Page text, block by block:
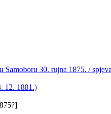
Samoboru 30. rujna 1875. /
12. 1881.)